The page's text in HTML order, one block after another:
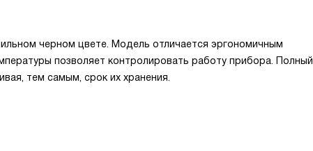
черном цвете. Модель отличается эргономичным
позволяет контролировать работу прибора. Полный
тем самым, срок их хранения.